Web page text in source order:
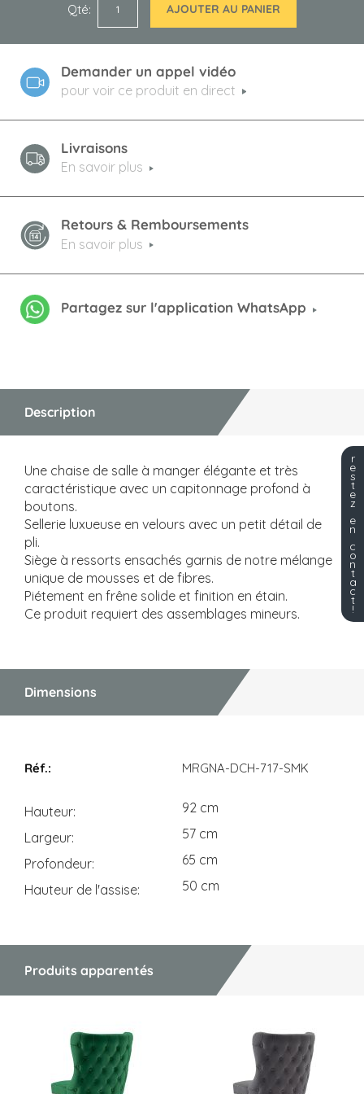
Qté AJOUTER AU PANIER
Demander un appel vidéo
pour voir ce produit en direct
Livraisons
En savoir plus
Retours & Remboursements
En savoir plus
Partagez sur l'application WhatsApp
Description
Une chaise de salle à manger élégante et très
caractéristique avec un capitonnage profond à
boutons.
Sellerie luxueuse en velours avec un petit détail de
pli.
Siège à ressorts ensachés garnis de notre mélange
unique de mousses et de fibres.
Piétement en frêne solide et finition en étain.
Ce produit requiert des assemblages mineurs.
Dimensions
MRGNA-DCH-717-SMK
Hauteur
92 cm
Largeur
57 cm
Profondeur
65 cm
Hauteur de l'assise
50 cm
Produits apparentés
r
e
s
t
e
z
e
n
c
o
n
t
a
c
t
!